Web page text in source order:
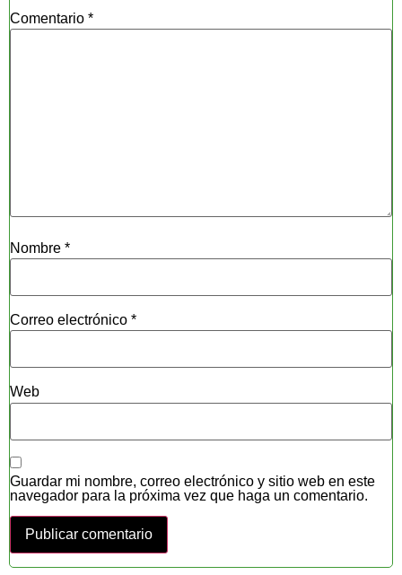
Comentario *
Nombre *
Correo electrónico *
Web
Guardar mi nombre, correo electrónico y sitio web en este
navegador para la próxima vez que haga un comentario.